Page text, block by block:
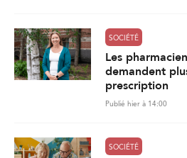
SOCIÉTÉ
Les
demandent
prescription
Publié hier à 14:00
SOCIÉTÉ